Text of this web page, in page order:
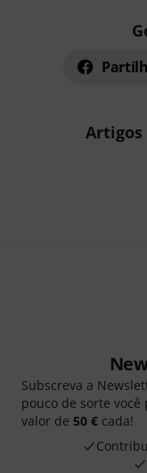
Subscreva a
pouco de sorte
valor de 50 € cada!